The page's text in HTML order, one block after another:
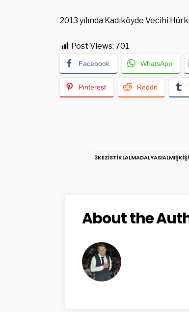
2013 yılında Kadıköyde Vecihi
Post Views: 701
Facebook WhatsApp
Pinterest Reddit
3KEZISTIKLALMADALYASIALMIŞKIŞI
About the